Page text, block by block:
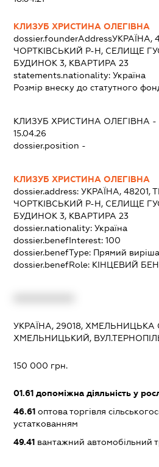
КЛИЗУБ ХРИСТИНА ОЛЕГІВНА
dossier.founderAddressУКРАЇНА,
ЧОРТКІВСЬКИЙ Р-Н, СЕЛИЩЕ
БУДИНОК 3, КВАРТИРА 23
statements.nationality: Україна
Розмір внеску до статутного
КЛИЗУБ ХРИСТИНА ОЛЕГІВНА -
15.04.26
dossier.position -
КЛИЗУБ ХРИСТИНА ОЛЕГІВНА
dossier.address: УКРАЇНА, 48201,
ЧОРТКІВСЬКИЙ Р-Н, СЕЛИЩЕ
БУДИНОК 3, КВАРТИРА 23
dossier.nationality: Україна
dossier.benefInterest: 100
dossier.benefType: Прямий
dossier.benefRole: КІНЦЕВИЙ
УКРАЇНА, 29018, ХМЕЛЬНИЦЬКА
ХМЕЛЬНИЦЬКИЙ,
150 000 грн.
01.61допоміжна діяльність у
46.61оптова торгівля
устаткованням
49.41вантажний автомобільний